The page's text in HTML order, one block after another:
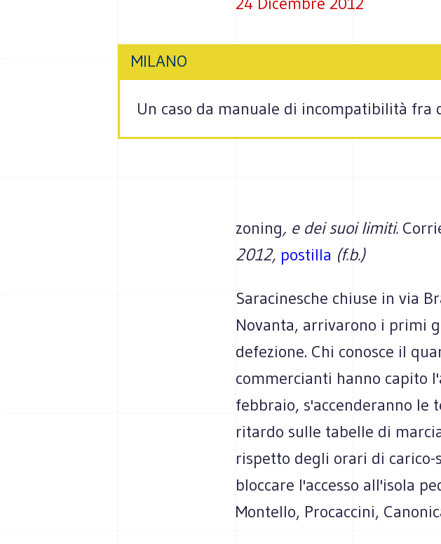
MILANO
Un caso da manuale di incompatibilità
zoning, e dei suoi limiti.
2012, postilla (f.b.)
Saracinesche chiuse in via
Novanta, arrivarono i primi
defezione. Chi conosce il
commercianti hanno capito
febbraio, s'accenderanno le
ritardo sulle tabelle di
rispetto degli orari di carico-
bloccare l'accesso all'isola
Montello, Procaccini,